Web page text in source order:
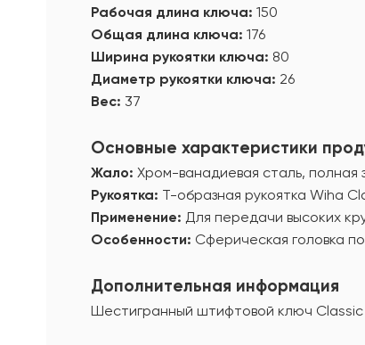
Рабочая длина ключа: 150
Общая длина ключа: 176
Ширина рукоятки ключа: 80
Диаметр рукоятки ключа: 26
Вес: 37
Основные характеристики
Жало: Хром-ванадиевая сталь, полная
Рукоятка: Т-образная рукоятка Wiha
Применение: Для передачи высоких
Особенности: Сферическая головка
Дополнительная информация
Шестигранный штифтовой ключ Classic